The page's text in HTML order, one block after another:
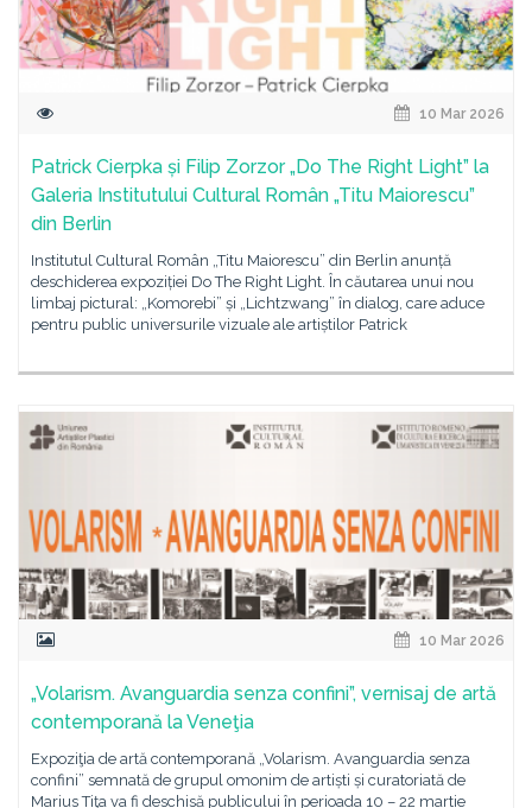
10 Mar 2026
Patrick Cierpka și Filip Zorzor „Do The Right Light” la
Galeria Institutului Cultural Român „Titu Maiorescu”
din Berlin
Institutul Cultural Român „Titu Maiorescu” din Berlin anunță
deschiderea expoziției Do The Right Light. În căutarea unui nou
limbaj pictural: „Komorebi” și „Lichtzwang” în dialog, care aduce
pentru public universurile vizuale ale artiștilor Patrick
10 Mar 2026
„Volarism. Avanguardia senza confini”, vernisaj de artă
contemporană la Veneţia
Expoziţia de artă contemporană „Volarism. Avanguardia senza
confini” semnată de grupul omonim de artiști și curatoriată de
Marius Tiţa va fi deschisă publicului în perioada 10 – 22 martie